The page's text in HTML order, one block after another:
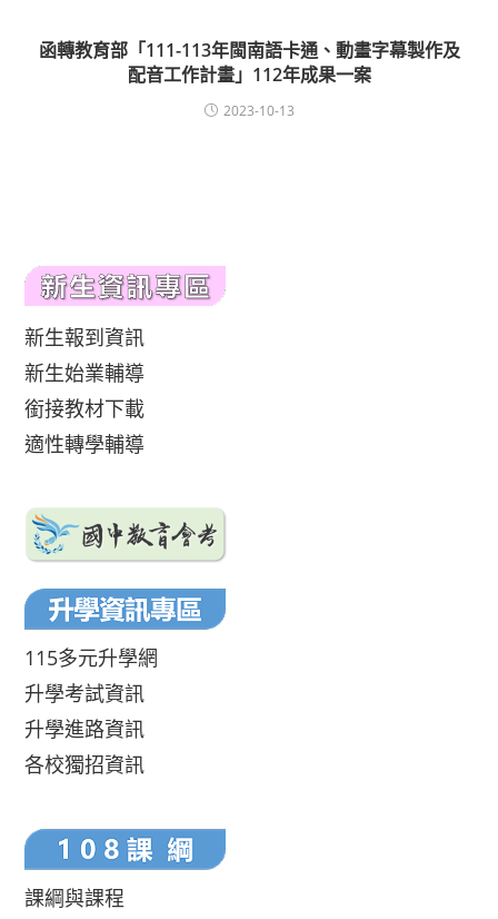
函轉教育部「111-113年閩南語卡通、動畫字幕製作及
配音工作計畫」112年成果一案
2023-10-13
新生報到資訊
新生始業輔導
銜接教材下載
適性轉學輔導
115多元升學網
升學考試資訊
升學進路資訊
各校獨招資訊
課綱與課程